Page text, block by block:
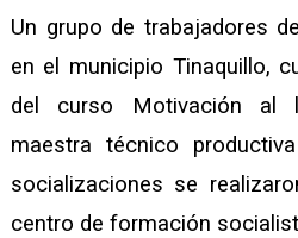
Un grupo de trabajadores
en el municipio Tinaquillo,
del curso Motivación al
maestra técnico
socializaciones se
centro de formación